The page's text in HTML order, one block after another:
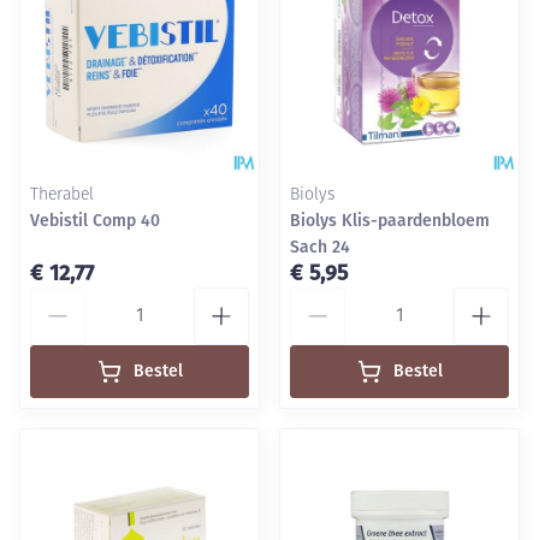
Therabel
Vebistil Comp 40
€ 12,77
Bestel
Biolys
Biolys Klis-paardenbloem
Sach 24
€ 5,95
Bestel